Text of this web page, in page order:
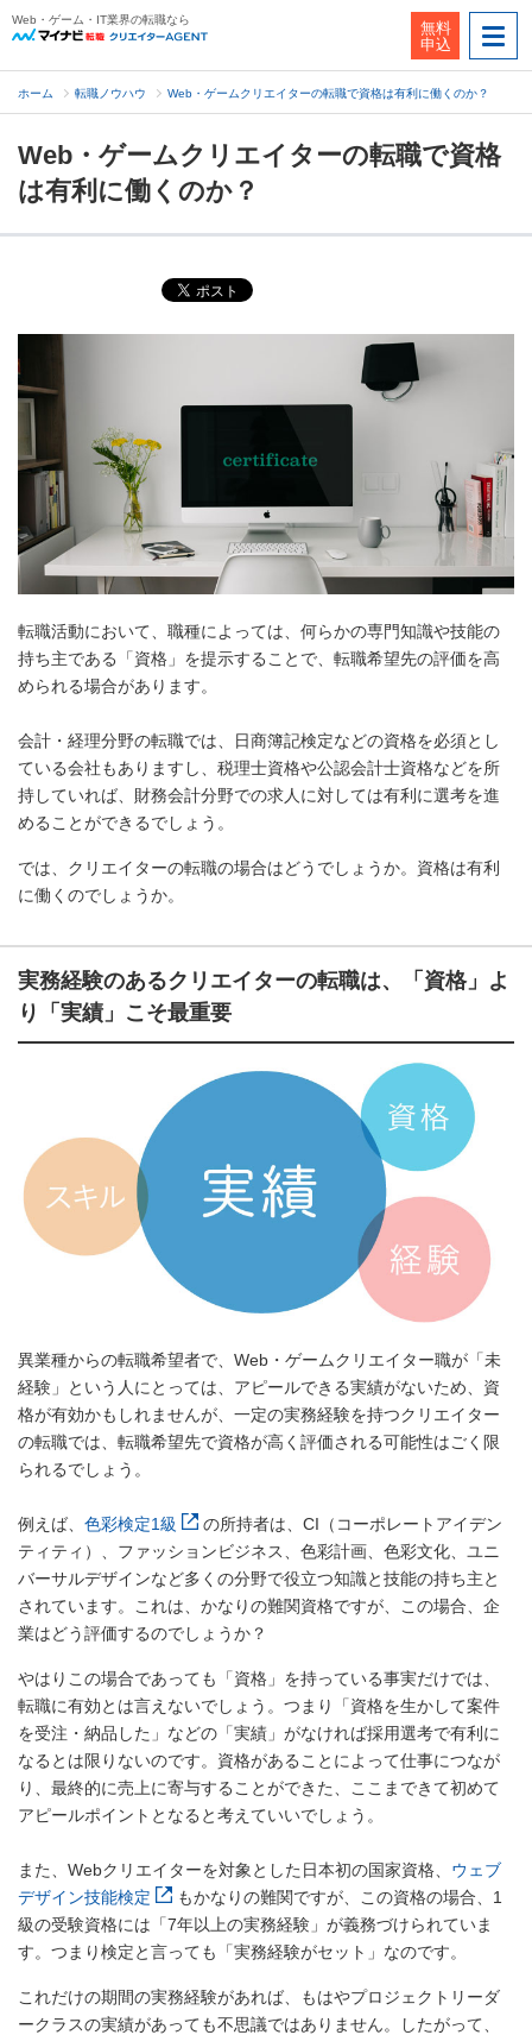
Web・ゲーム・IT業界の転職なら
無料
申込
ホーム 転職ノウハウ Web・ゲームクリエイターの転職で資格は有利に働くのか？
Web・ゲームクリエイターの転職で資格
は有利に働くのか？
転職活動において、職種によっては、何らかの専門知識や技能の
持ち主である「資格」を提示することで、転職希望先の評価を高
められる場合があります。
会計・経理分野の転職では、日商簿記検定などの資格を必須とし
ている会社もありますし、税理士資格や公認会計士資格などを所
持していれば、財務会計分野での求人に対しては有利に選考を進
めることができるでしょう。
では、クリエイターの転職の場合はどうでしょうか。資格は有利
に働くのでしょうか。
実務経験のあるクリエイターの転職は、「資格」よ
り「実績」こそ最重要
異業種からの転職希望者で、Web・ゲームクリエイター職が「未
経験」という人にとっては、アピールできる実績がないため、資
格が有効かもしれませんが、一定の実務経験を持つクリエイター
の転職では、転職希望先で資格が高く評価される可能性はごく限
られるでしょう。
例えば、 色彩検定1級
の所持者は、CI（コーポレートアイデン
ティティ）、ファッションビジネス、色彩計画、色彩文化、ユニ
バーサルデザインなど多くの分野で役立つ知識と技能の持ち主と
されています。これは、かなりの難関資格ですが、この場合、企
業はどう評価するのでしょうか？
やはりこの場合であっても「資格」を持っている事実だけでは、
転職に有効とは言えないでしょう。つまり「資格を生かして案件
を受注・納品した」などの「実績」がなければ採用選考で有利に
なるとは限りないのです。資格があることによって仕事につなが
り、最終的に売上に寄与することができた、ここまできて初めて
アピールポイントとなると考えていいでしょう。
また、Webクリエイターを対象とした日本初の国家資格、 ウェブ
デザイン技能検定
もかなりの難関ですが、この資格の場合、1
級の受験資格には「7年以上の実務経験」が義務づけられていま
す。つまり検定と言っても「実務経験がセット」なのです。
これだけの期間の実務経験があれば、もはやプロジェクトリーダ
ークラスの実績があっても不思議ではありません。したがって、